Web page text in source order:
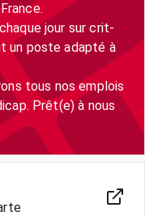
jour sur crit-
un poste adapté à
tous nos emplois
Prêt(e) à nous